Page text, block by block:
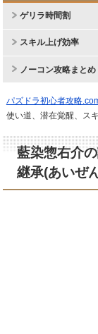
ゲリラ時間割
スキル上げ効率
ノーコン攻略まとめ
パズドラ初心者攻略
使い道、潜在覚醒、ス
藍染惣右介
継承(あいぜ